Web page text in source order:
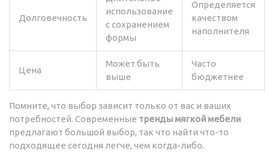
Долговечность
использование
с сохранением
формы
Определяется
качеством
наполнителя
Цена
Может быть
выше
Часто
бюджетнее
Помните, что выбор зависит только от вас и ваших
потребностей. Современные тренды мягкой мебели
предлагают большой выбор, так что найти что-то
подходящее сегодня легче, чем когда-либо.